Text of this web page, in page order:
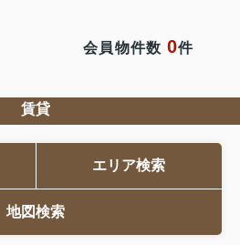
会員物件数 0件
賃貸
エリア検索
地図検索